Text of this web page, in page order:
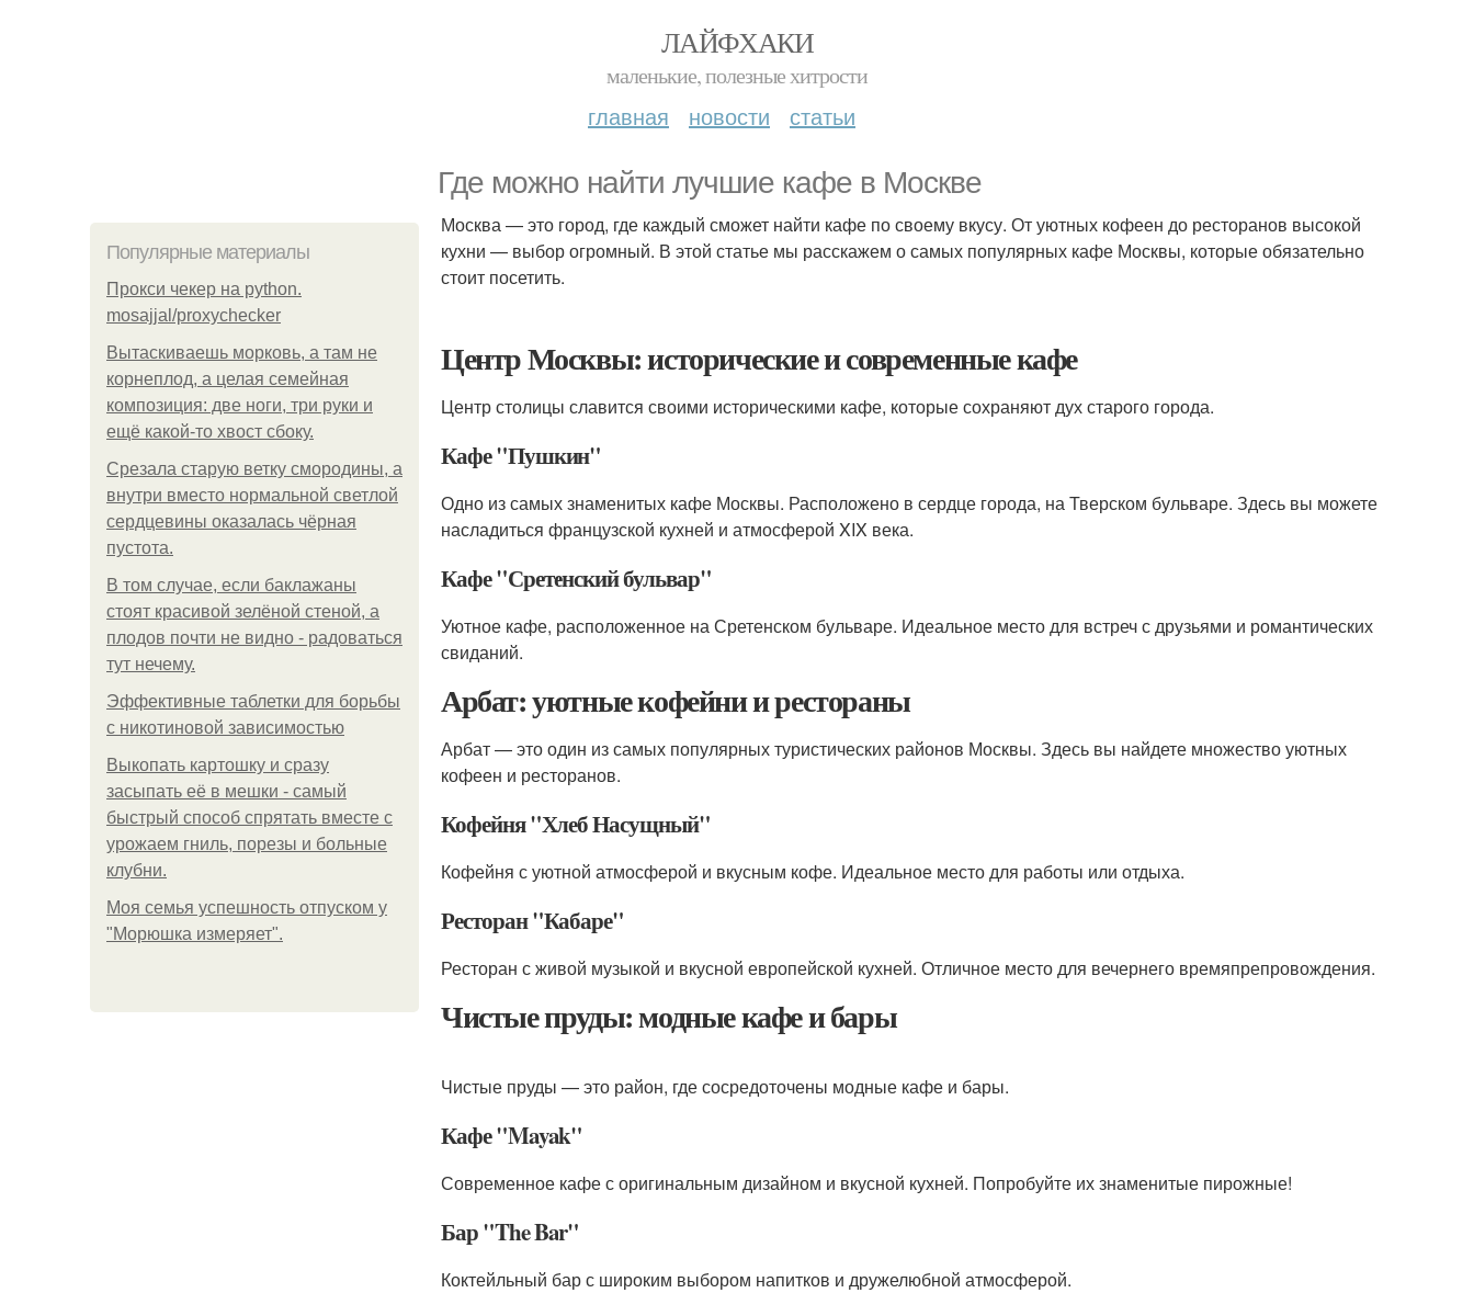
ЛАЙФХАКИ
маленькие, полезные хитрости
главная новости статьи
Где можно найти лучшие кафе в Москве
Популярные материалы
Прокси чекер на python.
mosajjal/proxychecker
Вытаскиваешь морковь, а там не
корнеплод, а целая семейная
композиция: две ноги, три руки и
ещё какой-то хвост сбоку.
Срезала старую ветку смородины, а
внутри вместо нормальной светлой
сердцевины оказалась чёрная
пустота.
В том случае, если баклажаны
стоят красивой зелёной стеной, а
плодов почти не видно - радоваться
тут нечему.
Эффективные таблетки для борьбы
с никотиновой зависимостью
Выкопать картошку и сразу
засыпать её в мешки - самый
быстрый способ спрятать вместе с
урожаем гниль, порезы и больные
клубни.
Моя семья успешность отпуском у
"Морюшка измеряет".
Москва — это город, где каждый сможет найти кафе по своему вкусу. От уютных кофеен до ресторанов высокой
кухни — выбор огромный. В этой статье мы расскажем о самых популярных кафе Москвы, которые обязательно
стоит посетить.
Центр Москвы: исторические и современные кафе
Центр столицы славится своими историческими кафе, которые сохраняют дух старого города.
Кафе "Пушкин"
Одно из самых знаменитых кафе Москвы. Расположено в сердце города, на Тверском бульваре. Здесь вы можете
насладиться французской кухней и атмосферой XIX века.
Кафе "Сретенский бульвар"
Уютное кафе, расположенное на Сретенском бульваре. Идеальное место для встреч с друзьями и романтических
свиданий.
Арбат: уютные кофейни и рестораны
Арбат — это один из самых популярных туристических районов Москвы. Здесь вы найдете множество уютных
кофеен и ресторанов.
Кофейня "Хлеб Насущный"
Кофейня с уютной атмосферой и вкусным кофе. Идеальное место для работы или отдыха.
Ресторан "Кабаре"
Ресторан с живой музыкой и вкусной европейской кухней. Отличное место для вечернего времяпрепровождения.
Чистые пруды: модные кафе и бары
Чистые пруды — это район, где сосредоточены модные кафе и бары.
Кафе "Mayak"
Современное кафе с оригинальным дизайном и вкусной кухней. Попробуйте их знаменитые пирожные!
Бар "The Bar"
Коктейльный бар с широким выбором напитков и дружелюбной атмосферой.